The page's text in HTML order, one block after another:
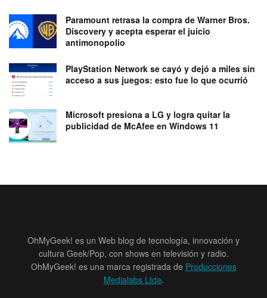
Paramount retrasa la compra de Warner Bros.
Discovery y acepta esperar el juicio
antimonopolio
PlayStation Network se cayó y dejó a miles sin
acceso a sus juegos: esto fue lo que ocurrió
Microsoft presiona a LG y logra quitar la
publicidad de McAfee en Windows 11
OhMyGeek! es un Web blog de tecnología, innovación y
cultura Geek/Pop, con shows en televisión y radio.
OhMyGeek! es una marca registrada de Producciones
Medialabs Ltda.